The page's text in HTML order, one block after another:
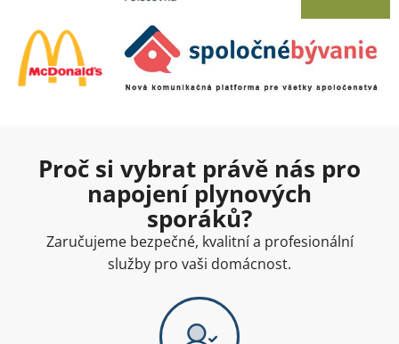
Proč si vybrat právě nás pro
napojení plynových
sporáků?
Zaručujeme bezpečné, kvalitní a profesionální
služby pro vaši domácnost.